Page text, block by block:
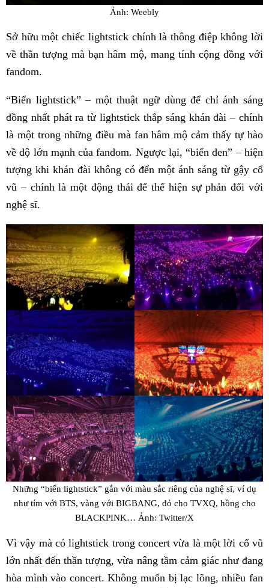
Ảnh: Weebly
Sở hữu một chiếc lightstick chính là thông điệp không lời
về thần tượng mà bạn hâm mộ, mang tính cộng đồng với
fandom.
“Biển lightstick” – một thuật ngữ dùng để chỉ ánh sáng
đồng nhất phát ra từ lightstick thắp sáng khán đài – chính
là một trong những điều mà fan hâm mộ cảm thấy tự hào
về độ lớn mạnh của fandom. Ngược lại, “biển đen” – hiện
tượng khi khán đài không có đến một ánh sáng từ gậy cổ
vũ – chính là một động thái để thể hiện sự phản đối với
nghệ sĩ.
Những “biển lightstick” gắn với màu sắc riêng của nghệ sĩ, ví dụ
như tím với BTS, vàng với BIGBANG, đỏ cho TVXQ, hồng cho
BLACKPINK… Ảnh: Twitter/X
Vì vậy mà có lightstick trong concert vừa là một lời cổ vũ
lớn nhất đến thần tượng, vừa nâng tầm cảm giác như đang
hòa mình vào concert. Không muốn bị lạc lõng, nhiều fan